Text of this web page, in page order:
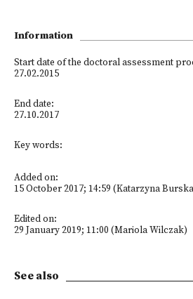
Information
Start date of the doctoral assessment
27.02.2015
End date:
27.10.2017
Key words:
Added on:
15 October 2017; 14:59 (Katarzyna
Edited on:
29 January 2019; 11:00 (Mariola Wilczak)
See also